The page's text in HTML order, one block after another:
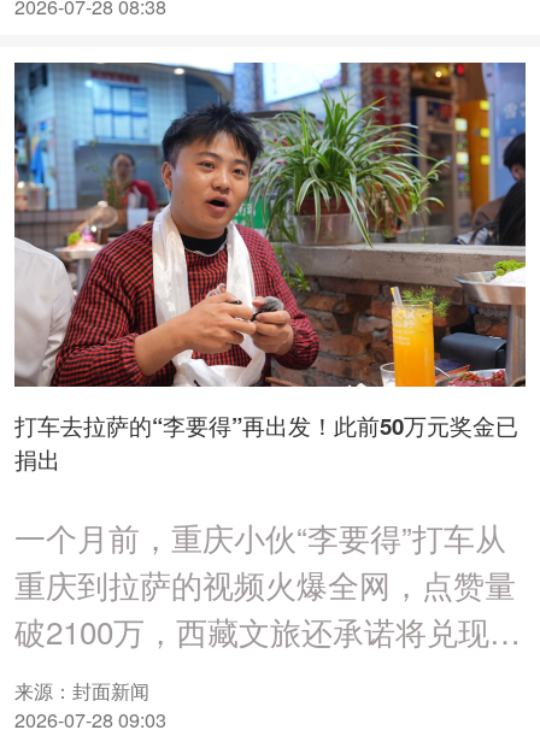
是我国首位藏族奥运冠军切阳什姐。
2026-07-28 08:38
打车去拉萨的“李要得”再出发！此前50万元奖金已
捐出
一个月前，重庆小伙“李要得”打车从
重庆到拉萨的视频火爆全网，点赞量
破2100万，西藏文旅还承诺将兑现50
万元奖励。
来源：封面新闻
2026-07-28 09:03